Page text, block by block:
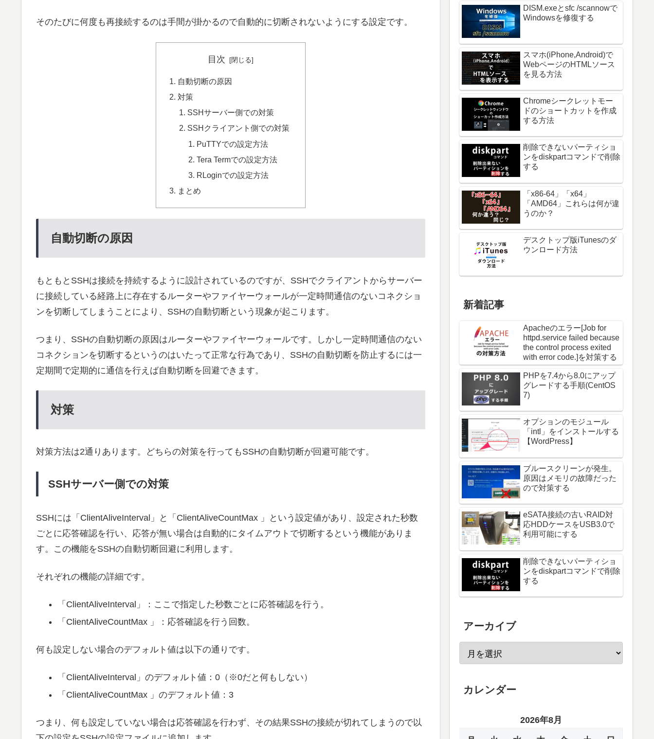
そのたびに何度も再接続するのは手間が掛かるので自動的に切断されないようにする設定です。
目次
自動切断の原因
対策
SSHサーバー側での対策
SSHクライアント側での対策
PuTTYでの設定方法
Tera Termでの設定方法
RLoginでの設定方法
まとめ
自動切断の原因
もともとSSHは接続を持続するように設計されているのですが、SSHでクライアントからサーバー
に接続している経路上に存在するルーターやファイヤーウォールが一定時間通信のないコネクショ
ンを切断してしまうことにより、SSHの自動切断という現象が起こります。
つまり、SSHの自動切断の原因はルーターやファイヤーウォールです。しかし一定時間通信のない
コネクションを切断するというのはいたって正常な行為であり、SSHの自動切断を防止するには一
定期間で定期的に通信を行えば自動切断を回避できます。
対策
対策方法は2通りあります。どちらの対策を行ってもSSHの自動切断が回避可能です。
SSHサーバー側での対策
SSHには「ClientAliveInterval」と「ClientAliveCountMax 」という設定値があり、設定された秒数
ごとに応答確認を行い、応答が無い場合は自動的にタイムアウトで切断するという機能がありま
す。この機能をSSHの自動切断回避に利用します。
それぞれの機能の詳細です。
「ClientAliveInterval」：ここで指定した秒数ごとに応答確認を行う。
「ClientAliveCountMax 」：応答確認を行う回数。
何も設定しない場合のデフォルト値は以下の通りです。
「ClientAliveInterval」のデフォルト値：0（※0だと何もしない）
「ClientAliveCountMax 」のデフォルト値：3
つまり、何も設定していない場合は応答確認を行わず、その結果SSHの接続が切れてしまうので以
DISM.exeとsfc /scannowで
Windowsを修復する
スマホ(iPhone,Android)で
WebページのHTMLソース
を見る方法
Chromeシークレットモー
ドのショートカットを作成
する方法
削除できないパーティショ
ンをdiskpartコマンドで削除
する
「x86-64」「x64」
「AMD64」これらは何が違
うのか？
デスクトップ版iTunesのダ
ウンロード方法
新着記事
Apacheのエラー[Job for
httpd.service failed because
the control process exited
with error code.]を対策する
PHPを7.4から8.0にアップ
グレードする手順(CentOS
7)
オプションのモジュール
「intl」をインストールする
【WordPress】
ブルースクリーンが発生。
原因はメモリの故障だった
ので対策する
eSATA接続の古いRAID対
応HDDケースをUSB3.0で
利用可能にする
削除できないパーティショ
ンをdiskpartコマンドで削除
する
アーカイブ
カレンダー
2026年8月